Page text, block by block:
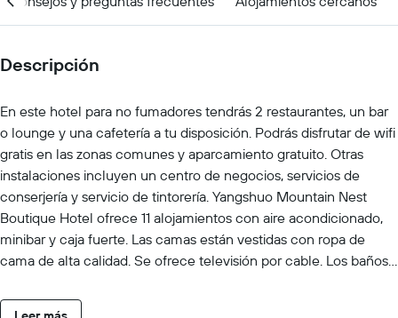
Descripción
En este hotel para no fumadores tendrás 2 restaurantes, un bar
o lounge y una cafetería a tu disposición. Podrás disfrutar de wifi
gratis en las zonas comunes y aparcamiento gratuito. Otras
instalaciones incluyen un centro de negocios, servicios de
conserjería y servicio de tintorería. Yangshuo Mountain Nest
Boutique Hotel ofrece 11 alojamientos con aire acondicionado,
minibar y caja fuerte. Las camas están vestidas con ropa de
cama de alta calidad. Se ofrece televisión por cable. Los baños
gratuitos y secador de pelo. Los huéspedes pueden navegar por